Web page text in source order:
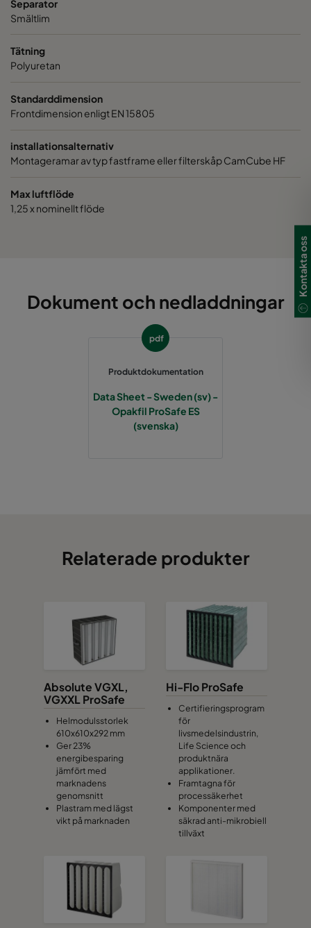
Separator
Smältlim
Tätning
Polyuretan
Standarddimension
Frontdimension enligt EN 15805
installationsalternativ
Montageramar av typ fastframe eller filterskåp CamCube HF
Max luftflöde
1,25 x nominellt flöde
Dokument och nedladdningar
pdf
Produktdokumentation
Data Sheet - Sweden (sv) -
Opakfil ProSafe ES
(svenska)
Relaterade produkter
Absolute VGXL,
VGXXL ProSafe
Helmodulsstorlek
610x610x292 mm
Ger 23%
energibesparing
jämfört med
marknadens
genomsnitt
Plastram med lägst
vikt på marknaden
Hi-Flo ProSafe
Certifieringsprogram
för
livsmedelsindustrin,
Life Science och
produktnära
applikationer.
Framtagna för
processäkerhet
Komponenter med
säkrad anti-mikrobiell
tillväxt
Kontakta oss